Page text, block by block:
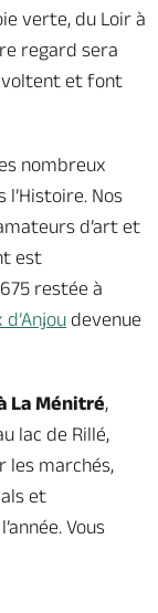
verte, du Loir à
regard sera
et font
nombreux
Nos
d’art et
est
restée à
d’Anjou devenue
La Ménitré,
lac de Rillé,
les marchés,
et
Vous